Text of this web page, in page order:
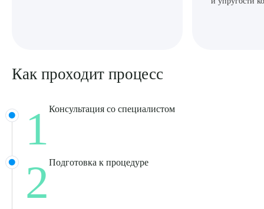
Как проходит процесс
1 Консультация со специалистом
2 Подготовка к процедуре